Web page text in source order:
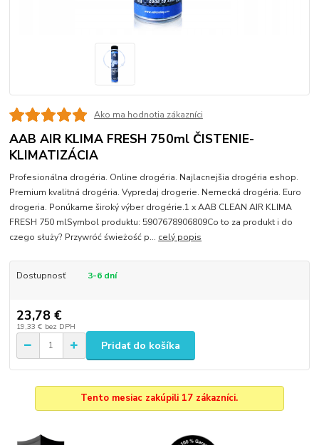
Ako ma hodnotia zákazníci
AAB AIR KLIMA FRESH 750ml ČISTENIE-
KLIMATIZÁCIA
Profesionálna drogéria. Online drogéria. Najlacnejšia drogéria eshop.
Premium kvalitná drogéria. Vypredaj drogerie. Nemecká drogéria. Euro
drogeria. Ponúkame široký výber drogérie.1 x AAB CLEAN AIR KLIMA
FRESH 750 mlSymbol produktu: 5907678906809Co to za produkt i do
czego służy? Przywróć świeżość p... celý popis
Dostupnosť 3-6 dní
23,78 €
19,33 € bez DPH
Pridať do košíka
Tento mesiac zakúpili 17 zákazníci.